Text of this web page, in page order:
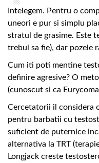
Intelegem. Pentru o
uneori e pur si simplu
stratul de grasime. Este
trebui sa fie), dar pozele
Cum iti poti mentine
definire agresive? O
(cunoscut si ca
Cercetatorii il considera
pentru barbatii cu
suficient de puternice
alternativa la TRT
Longjack creste